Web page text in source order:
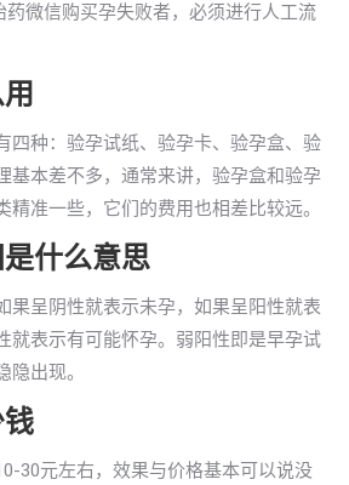
药微信购买孕失败者，必须进行人工流
四种：验孕试纸、验孕卡、验孕盒、验
基本差不多，通常来讲，验孕盒和验孕
精准一些，它们的费用也相差比较远。
什么意思
果呈阴性就表示未孕，如果呈阳性就表
就表示有可能怀孕。弱阳性即是早孕试
出现。
30元左右，效果与价格基本可以说没